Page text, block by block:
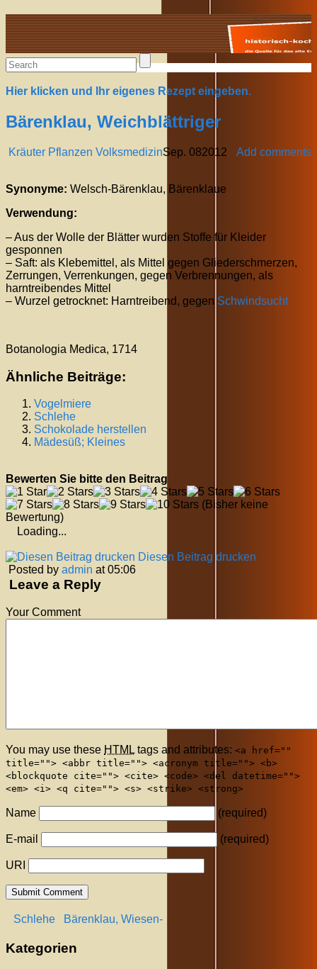
Alte Rezepte online
Hier klicken und Ihr eigenes Rezept eingeben.
Bärenklau, Weichblättriger
Kräuter Pflanzen Volksmedizin Add comments
Sep. 082012
Synonyme: Welsch-Bärenklau, Bärenklaue
Verwendung:
– Aus der Wolle der Blätter wurden Stoffe für Kleider
gesponnen
– Saft: als Klebemittel, als Mittel gegen Gliederschmerzen,
Zerrungen, Verrenkungen, gegen Verbrennungen, als
harntreibendes Mittel
– Wurzel getrocknet: Harntreibend, gegen Schwindsucht
Botanologia Medica, 1714
Ähnliche Beiträge:
Vogelmiere
Schlehe
Schokolade herstellen
Mädesüß; Kleines
Bewerten Sie bitte den Beitrag
(Bisher keine
Bewertung)
Loading...
Diesen Beitrag drucken
Posted by admin at 05:06
Leave a Reply
Your Comment
You may use these HTML tags and attributes: <a href=""
title=""> <abbr title=""> <acronym title=""> <b>
<blockquote cite=""> <cite> <code> <del datetime="">
<em> <i> <q cite=""> <s> <strike> <strong>
Name (required)
E-mail (required)
URI
Schlehe Bärenklau, Wiesen-
Kategorien